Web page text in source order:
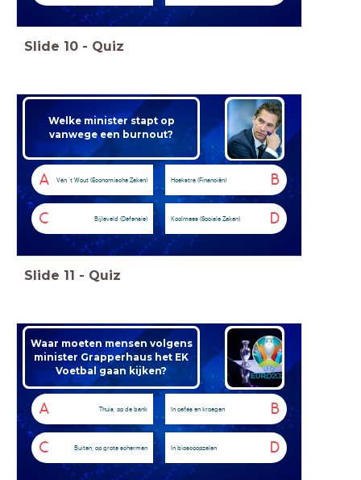
Slide 10 - Quiz
Welke minister stapt op
vanwege een burnout?
A Van 't Wout (Economische Zaken) B
Hoekstra (Financiën)
C Bijleveld (Defensie) D
Koolmees (Sociale Zaken)
Slide 11 - Quiz
Waar moeten mensen volgens
minister Grapperhaus het EK
Voetbal gaan kijken?
A Thuis, op de bank B
In cafés en kroegen
C Buiten, op grote schermen D
In bioscoopzalen